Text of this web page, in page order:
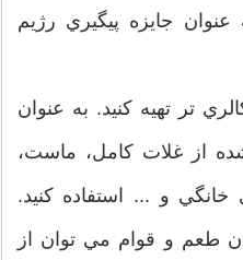
جايزه پيگيري رژيم
تر تهيه كنيد. به عنوان
از غلات كامل، ماست،
خانگي و ... استفاده كنيد.
طعم و قوام مي توان از